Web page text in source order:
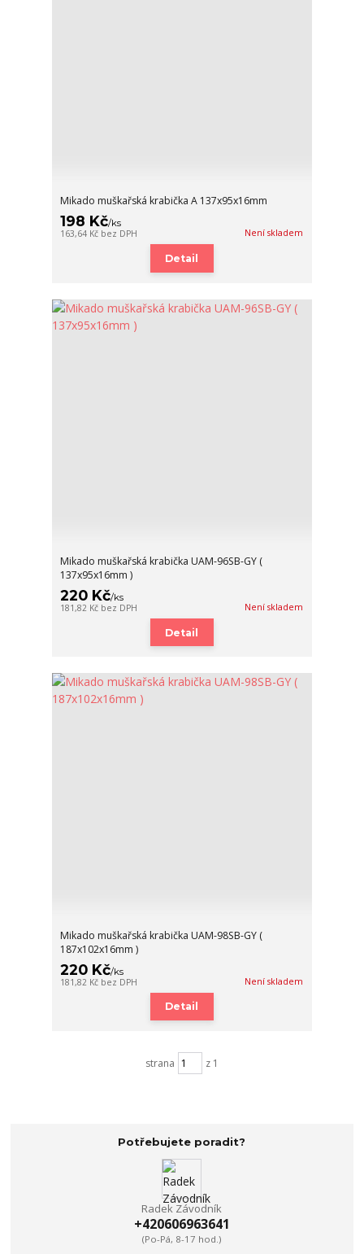
Mikado muškařská krabička A 137x95x16mm
198 Kč/ks
163,64 Kč bez DPH Není skladem
Detail
Mikado muškařská krabička UAM-96SB-GY (
137x95x16mm )
220 Kč/ks
181,82 Kč bez DPH Není skladem
Detail
Mikado muškařská krabička UAM-98SB-GY (
187x102x16mm )
220 Kč/ks
181,82 Kč bez DPH Není skladem
Detail
strana z 1
Potřebujete poradit?
Radek Závodník
+420606963641
(Po-Pá, 8-17 hod.)